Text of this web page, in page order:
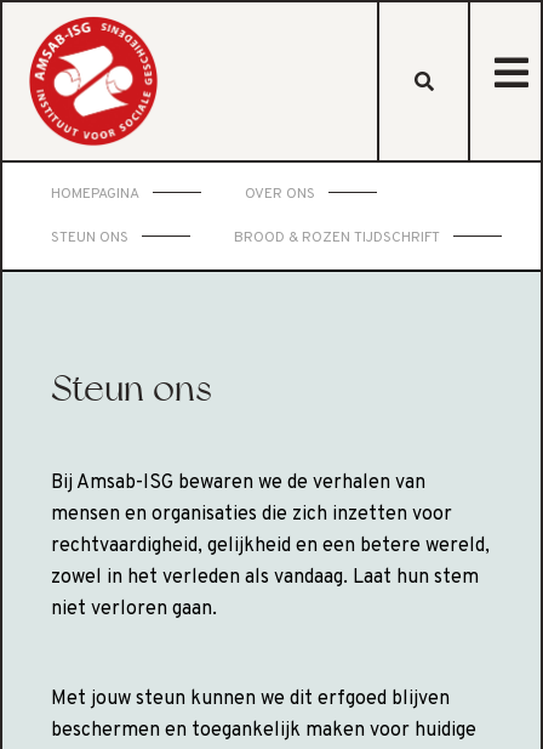
HOMEPAGINA OVER ONS
STEUN ONS BROOD & ROZEN TIJDSCHRIFT
Steun ons
Bij Amsab-ISG bewaren we de verhalen van
mensen en organisaties die zich inzetten voor
rechtvaardigheid, gelijkheid en een betere wereld,
zowel in het verleden als vandaag. Laat hun stem
niet verloren gaan.
Met jouw steun kunnen we dit erfgoed blijven
beschermen en toegankelijk maken voor huidige